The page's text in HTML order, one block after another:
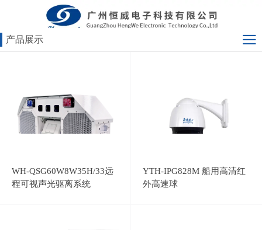
产品展示
WH-QSG60W8W35H/33远
程可视声光驱离系统
YTH-IPG828M 船用高清红
外高速球